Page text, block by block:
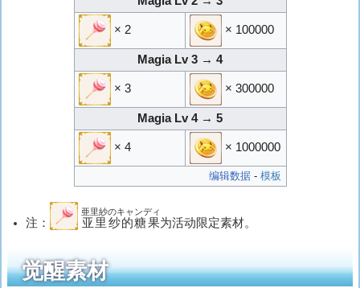
× 2 × 100000
Magia Lv 3 → 4
× 3 × 300000
Magia Lv 4 → 5
× 4 × 1000000
编辑数据 -模板
注： 亚里纱的糖果
亜里紗のキャンディ
为活动限定素材。
觉醒素材